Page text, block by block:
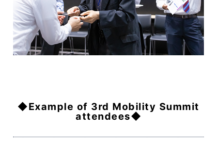
◆Example of 3rd Mobility Summit
attendees◆